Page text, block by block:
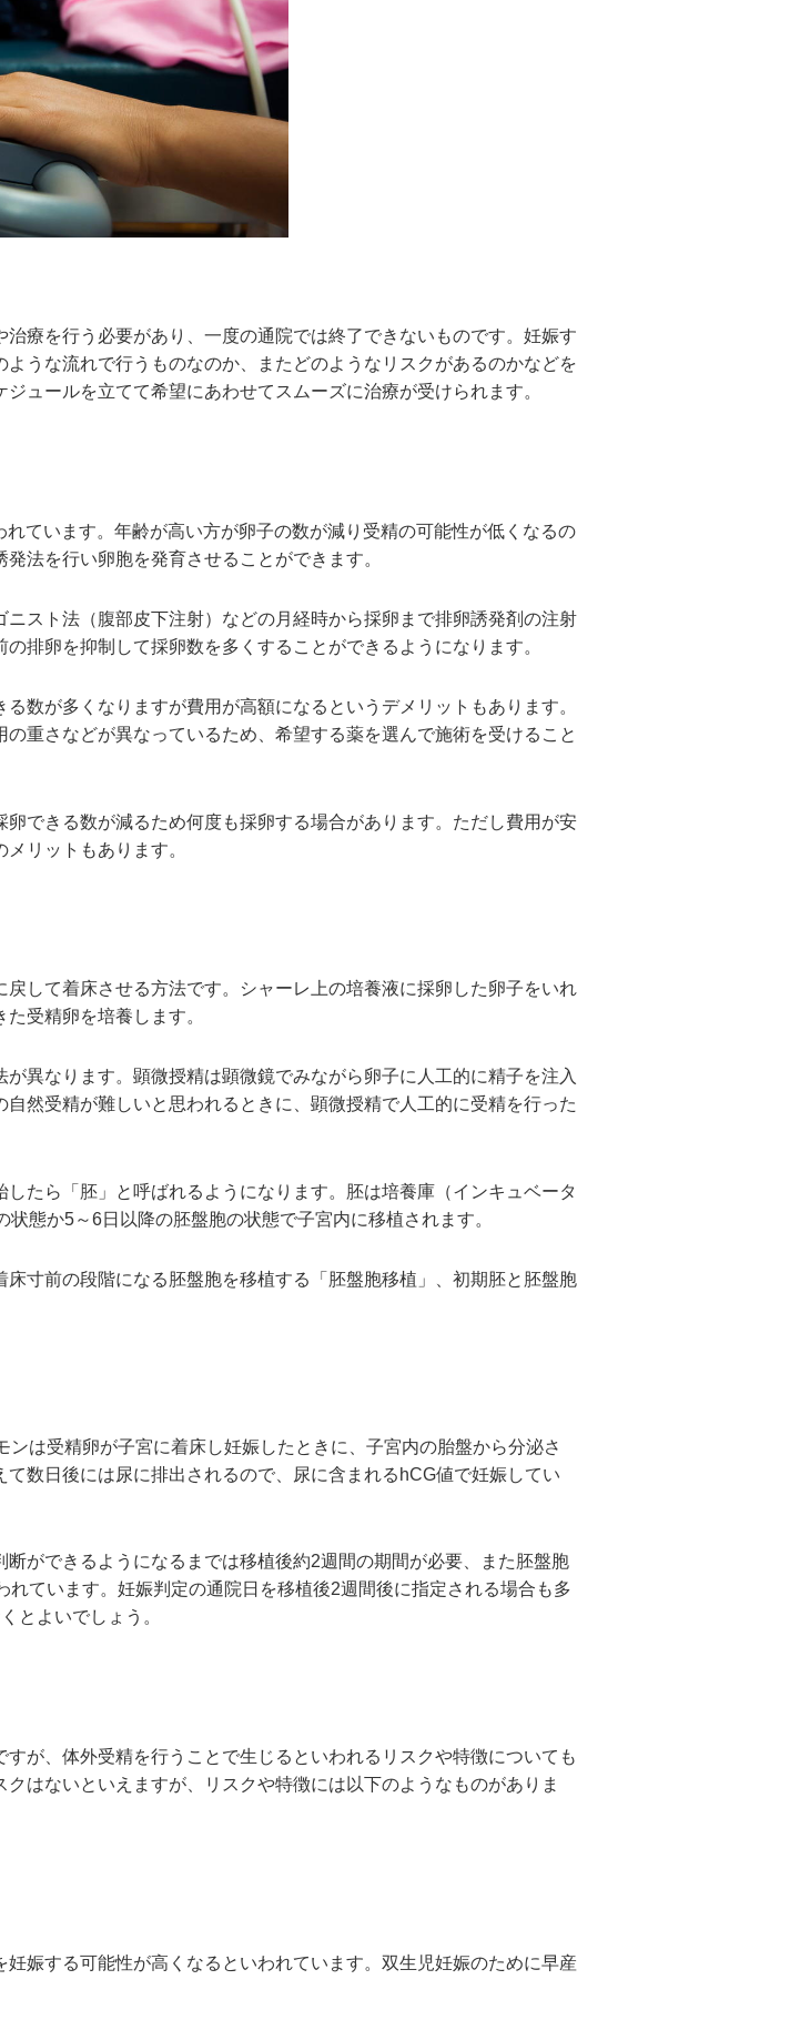
療を行う必要があり、一度の通院では終了できないものです。妊娠す
うな流れで行うものなのか、またどのようなリスクがあるのかなどを
ュールを立てて希望にあわせてスムーズに治療が受けられます。
ています。年齢が高い方が卵子の数が減り受精の可能性が低くなるの
法を行い卵胞を発育させることができます。
スト法（腹部皮下注射）などの月経時から採卵まで排卵誘発剤の注射
排卵を抑制して採卵数を多くすることができるようになります。
数が多くなりますが費用が高額になるというデメリットもあります。
重さなどが異なっているため、希望する薬を選んで施術を受けること
できる数が減るため何度も採卵する場合があります。ただし費用が安
リットもあります。
して着床させる方法です。シャーレ上の培養液に採卵した卵子をいれ
受精卵を培養します。
異なります。顕微授精は顕微鏡でみながら卵子に人工的に精子を注入
然受精が難しいと思われるときに、顕微授精で人工的に受精を行った
たら「胚」と呼ばれるようになります。胚は培養庫（インキュベータ
態か5～6日以降の胚盤胞の状態で子宮内に移植されます。
寸前の段階になる胚盤胞を移植する「胚盤胞移植」、初期胚と胚盤胞
は受精卵が子宮に着床し妊娠したときに、子宮内の胎盤から分泌さ
数日後には尿に排出されるので、尿に含まれるhCG値で妊娠してい
ができるようになるまでは移植後約2週間の期間が必要、また胚盤胞
ています。妊娠判定の通院日を移植後2週間後に指定される場合も多
とよいでしょう。
が、体外受精を行うことで生じるといわれるリスクや特徴についても
はないといえますが、リスクや特徴には以下のようなものがありま
娠する可能性が高くなるといわれています。双生児妊娠のために早産